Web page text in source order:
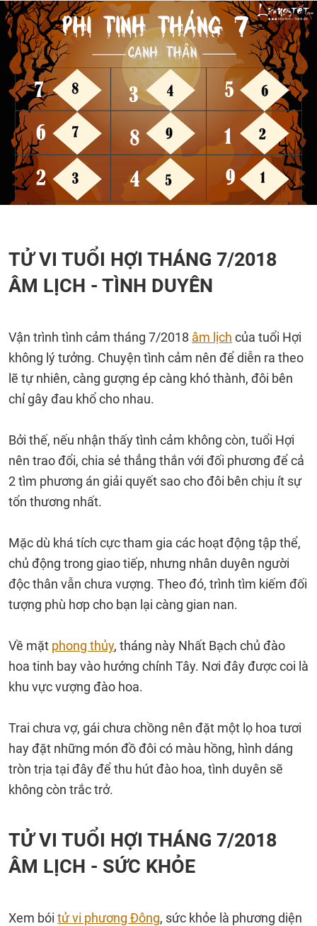
TỬ VI TUỔI HỢI THÁNG 7/2018
ÂM LỊCH - TÌNH DUYÊN
Vận trình tình cảm tháng 7/2018 âm lịch của tuổi Hợi
không lý tưởng. Chuyện tình cảm nên để diễn ra theo
lẽ tự nhiên, càng gượng ép càng khó thành, đôi bên
chỉ gây đau khổ cho nhau.
Bởi thế, nếu nhận thấy tình cảm không còn, tuổi Hợi
nên trao đổi, chia sẻ thẳng thắn với đối phương để cả
2 tìm phương án giải quyết sao cho đôi bên chịu ít sự
tổn thương nhất.
Mặc dù khá tích cực tham gia các hoạt động tập thể,
chủ động trong giao tiếp, nhưng nhân duyên người
độc thân vẫn chưa vượng. Theo đó, trình tìm kiếm đối
tượng phù hơp cho bạn lại càng gian nan.
Về mặt phong thủy, tháng này Nhất Bạch chủ đào
hoa tinh bay vào hướng chính Tây. Nơi đây được coi là
khu vực vượng đào hoa.
Trai chưa vợ, gái chưa chồng nên đặt một lọ hoa tươi
hay đặt những món đồ đôi có màu hồng, hình dáng
tròn trịa tại đây để thu hút đào hoa, tình duyên sẽ
không còn trắc trở.
TỬ VI TUỔI HỢI THÁNG 7/2018
ÂM LỊCH - SỨC KHỎE
Xem bói tử vi phương Đông, sức khỏe là phương diện